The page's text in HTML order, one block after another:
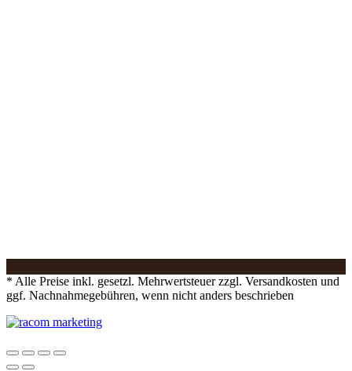
* Alle Preise inkl. gesetzl. Mehrwertsteuer zzgl. Versandkosten und
ggf. Nachnahmegebühren, wenn nicht anders beschrieben